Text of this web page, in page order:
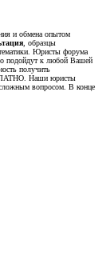
и обмена опытом
, образцы
Юристы форума
подойдут к любой Вашей
получить
Наши юристы
вопросом. В конце